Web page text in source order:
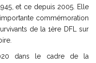
et ce depuis 2005. Elle
commémoration
de la 1ère DFL sur
dans le cadre de la